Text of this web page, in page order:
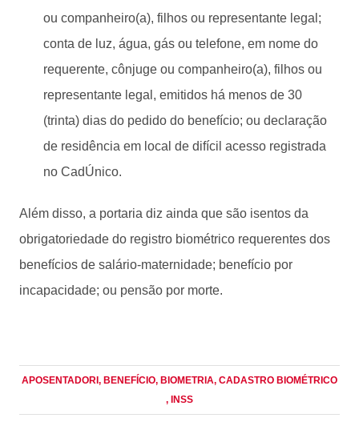
ou companheiro(a), filhos ou representante legal;
conta de luz, água, gás ou telefone, em nome do
requerente, cônjuge ou companheiro(a), filhos ou
representante legal, emitidos há menos de 30
(trinta) dias do pedido do benefício; ou declaração
de residência em local de difícil acesso registrada
no CadÚnico.
Além disso, a portaria diz ainda que são isentos da
obrigatoriedade do registro biométrico requerentes dos
benefícios de salário-maternidade; benefício por
incapacidade; ou pensão por morte.
APOSENTADORI, BENEFÍCIO, BIOMETRIA, CADASTRO BIOMÉTRICO
, INSS